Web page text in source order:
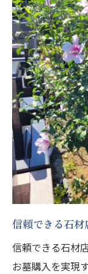
現
見学や
松戸市に
松戸市
説
石材店
八柱霊
墓石の
購入後
松戸市
法
生前に墓
松戸市
信頼できる石
信頼できる石材
お墓購入を実現